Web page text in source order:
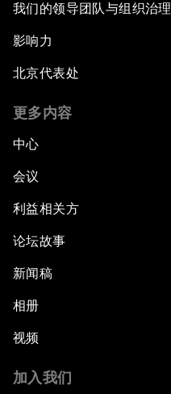
我们的领导团队与组织治理
影响力
北京代表处
更多内容
中心
会议
利益相关方
论坛故事
新闻稿
相册
视频
加入我们